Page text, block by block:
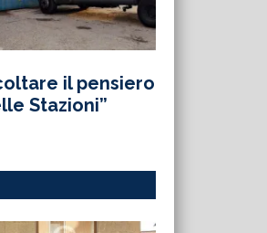
il pensiero
Stazioni”